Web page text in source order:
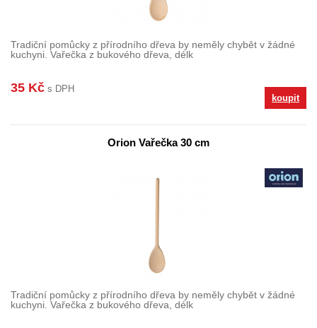
Tradiční pomůcky z přírodního dřeva by neměly chybět v žádné
kuchyni. Vařečka z bukového dřeva, délk
35 Kč s DPH
koupit
Orion Vařečka 30 cm
Tradiční pomůcky z přírodního dřeva by neměly chybět v žádné
kuchyni. Vařečka z bukového dřeva, délk